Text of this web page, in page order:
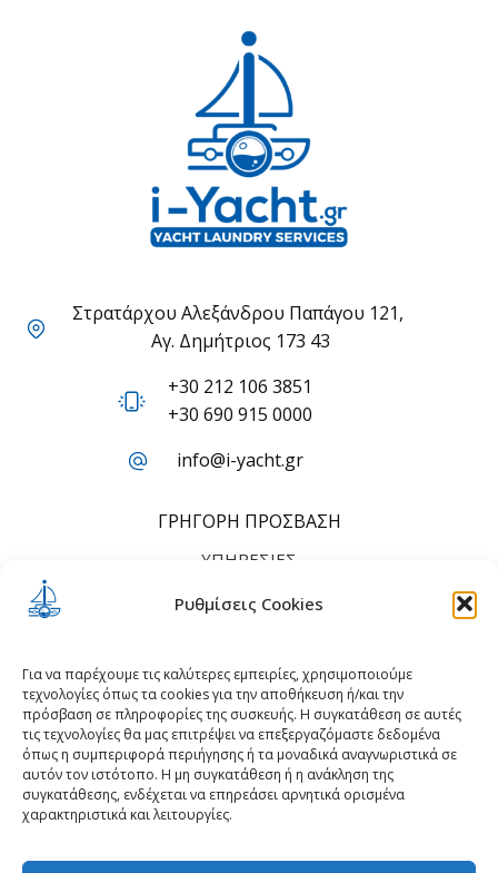
Ρυθμίσεις Cookies
Για να παρέχουμε τις καλύτερες εμπειρίες, χρησιμοποιούμε
τεχνολογίες όπως τα cookies για την αποθήκευση ή/και την
πρόσβαση σε πληροφορίες της συσκευής. Η συγκατάθεση σε αυτές
τις τεχνολογίες θα μας επιτρέψει να επεξεργαζόμαστε δεδομένα
όπως η συμπεριφορά περιήγησης ή τα μοναδικά αναγνωριστικά σε
αυτόν τον ιστότοπο. Η μη συγκατάθεση ή η ανάκληση της
συγκατάθεσης, ενδέχεται να επηρεάσει αρνητικά ορισμένα
χαρακτηριστικά και λειτουργίες.
Στρατάρχου Αλεξάνδρου Παπάγου 121,
Αγ. Δημήτριος 173 43
+30 212 106 3851
+30 690 915 0000
info@i-yacht.gr
ΓΡΉΓΟΡΗ ΠΡΌΣΒΑΣΗ
ΥΠΗΡΕΣΊΕΣ
ΤΙΜΟΚΑΤΆΛΟΓΟΣ
ΕΠΙΚΟΙΝΩΝΊΑ
ΌΡΟΙ & ΠΟΛΙΤΙΚΈΣ
ΠΟΛΙΤΙΚΉ ΑΠΟΡΡΉΤΟΥ
ΠΟΛΙΤΙΚΉ COOKIES